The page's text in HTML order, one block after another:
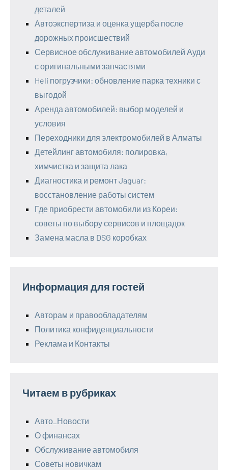
деталей
Автоэкспертиза и оценка ущерба после
дорожных происшествий
Сервисное обслуживание автомобилей Ауди
с оригинальными запчастями
Heli погрузчики: обновление парка техники с
выгодой
Аренда автомобилей: выбор моделей и
условия
Переходники для электромобилей в Алматы
Детейлинг автомобиля: полировка,
химчистка и защита лака
Диагностика и ремонт Jaguar:
восстановление работы систем
Где приобрести автомобили из Кореи:
советы по выбору сервисов и площадок
Замена масла в DSG коробках
Информация для гостей
Авторам и правообладателям
Политика конфиденциальности
Реклама и Контакты
Читаем в рубриках
Авто_Новости
О финансах
Обслуживание автомобиля
Советы новичкам